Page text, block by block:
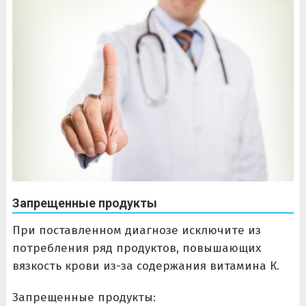
Запрещенные продукты
При поставленном диагнозе исключите из
потребления ряд продуктов, повышающих
вязкость крови из-за содержания витамина К.
Запрещенные продукты: